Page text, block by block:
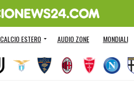
CALCIO ESTERO AUDIO ZONE MONDIALI